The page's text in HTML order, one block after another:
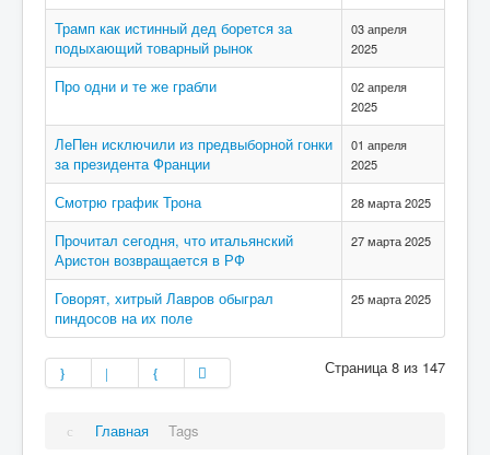
Трамп как истинный дед борется за
подыхающий товарный рынок
03 апреля
2025
Про одни и те же грабли
02 апреля
2025
ЛеПен исключили из предвыборной гонки
за президента Франции
01 апреля
2025
Смотрю график Трона 28 марта 2025
Прочитал сегодня, что итальянский
Аристон возвращается в РФ
27 марта 2025
Говорят, хитрый Лавров обыграл
пиндосов на их поле
25 марта 2025
Страница 8 из 147
Главная Tags